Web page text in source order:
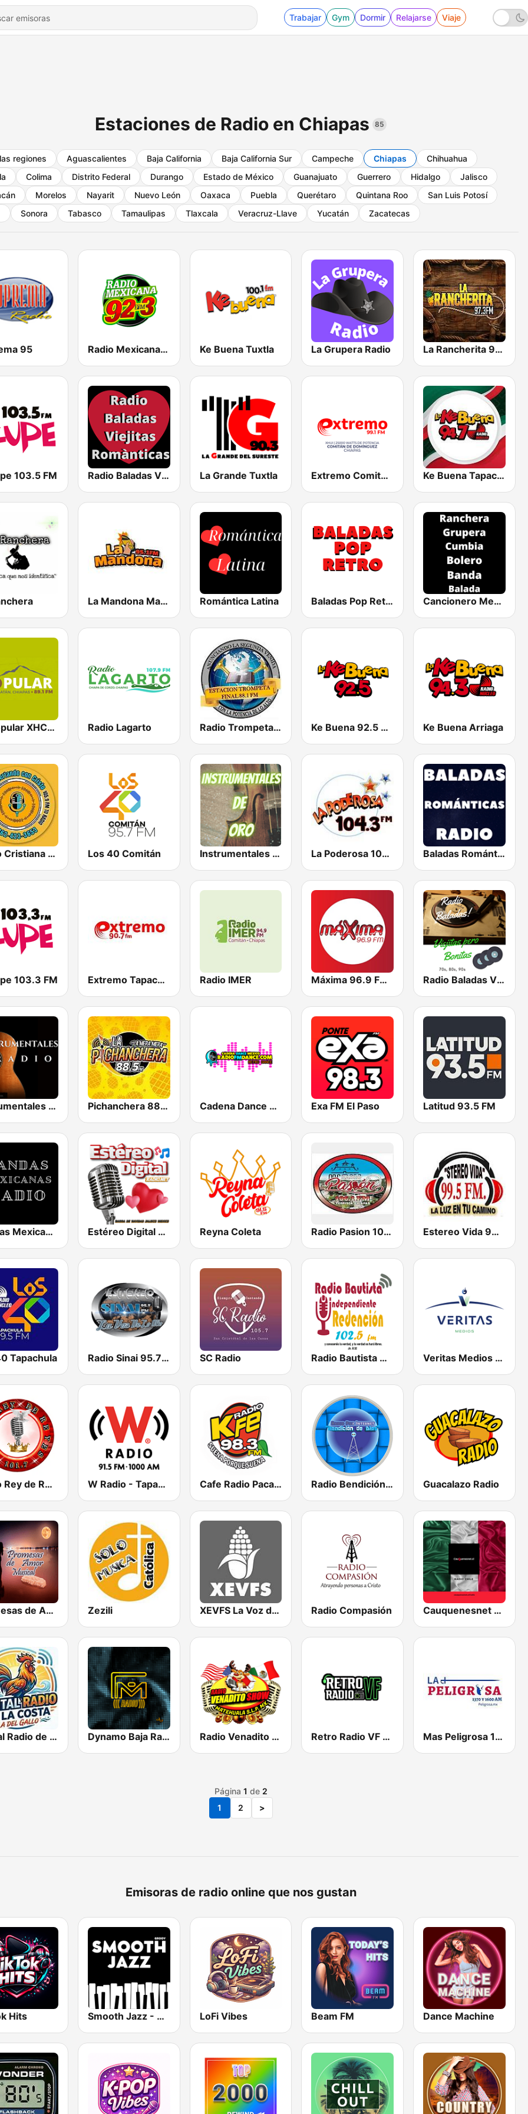
Trabajar Gym Dormir Relajarse Viaje
Estaciones de Radio en Chiapas 85
regiones Aguascalientes Baja California Baja California Sur Campeche Chiapas
Chihuahua
Colima Distrito Federal Durango Estado de México Guanajuato Guerrero Hidalgo
Jalisco
Morelos Nayarit Nuevo León Oaxaca Puebla Querétaro Quintana Roo
San Luis Potosí
Sonora Tabasco Tamaulipas Tlaxcala Veracruz-Llave Yucatán Zacatecas
95 Radio Mexicana 92.3 FM Ke Buena Tuxtla La Grupera Radio La Rancherita 97.3 FM
103.5 FM Radio Baladas Viejitas Románticas La Grande Tuxtla Extremo Comitán 99.1 FM Ke Buena Tapachula
La Mandona Mapastepec Romántica Latina Baladas Pop Retro Cancionero Mexicano Radio
La Popular XHCAH Radio Lagarto Radio Trompeta Final Chilolja Ke Buena 92.5 FM Ke Buena Arriaga
Radio Cristiana Despertando Con Cristo Los 40 Comitán Instrumentales de Oro Radio La Poderosa 104.3 FM Baladas Románticas Radio
103.3 FM Extremo Tapachula Radio IMER Máxima 96.9 FM Tuxtla Radio Baladas Viejitas Bonitas
Instrumentales Radio Pichanchera 88.5 FM Cadena Dance México Exa FM El Paso Latitud 93.5 FM
Bandas Mexicanas Radio Estéreo Digital Radio Reyna Coleta Radio Pasion 106.1 Fm Estereo Vida 99.5
Tapachula Radio Sinai 95.7 FM SC Radio Radio Bautista Redencion Veritas Medios 90.7
Radio Rey de Reyes W Radio - Tapachula Cafe Radio Pacayal 98.3 Radio Bendición de Dios Guacalazo Radio
Promesas de Amor Musical Zezili XEVFS La Voz de la Frontera Sur Radio Compasión Cauquenesnet CLTOMEX
Digital Radio de la Costa Dynamo Baja Radio Radio Venadito Show Retro Radio VF - Classic Hits Mas Peligrosa 1370 AM 1600 AM
Página 1 de 2
1
2 >
Emisoras de radio online que nos gustan
Hits Smooth Jazz - Groov LoFi Vibes Beam FM Dance Machine